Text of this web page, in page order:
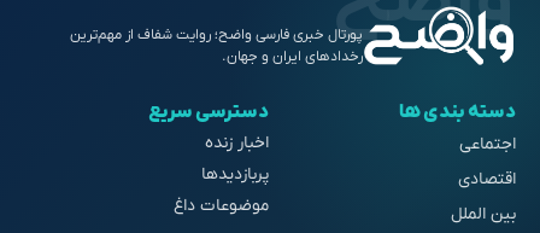
پورتال خبری فارسی واضح؛ روایت شفاف از مهم‌ترین
رخدادهای ایران و جهان.
دسته بندی ها
اجتماعی
اقتصادی
بین الملل
دسترسی سریع
اخبار زنده
پربازدیدها
موضوعات داغ